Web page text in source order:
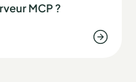
MCP ?